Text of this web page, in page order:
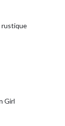
rustique
Girl